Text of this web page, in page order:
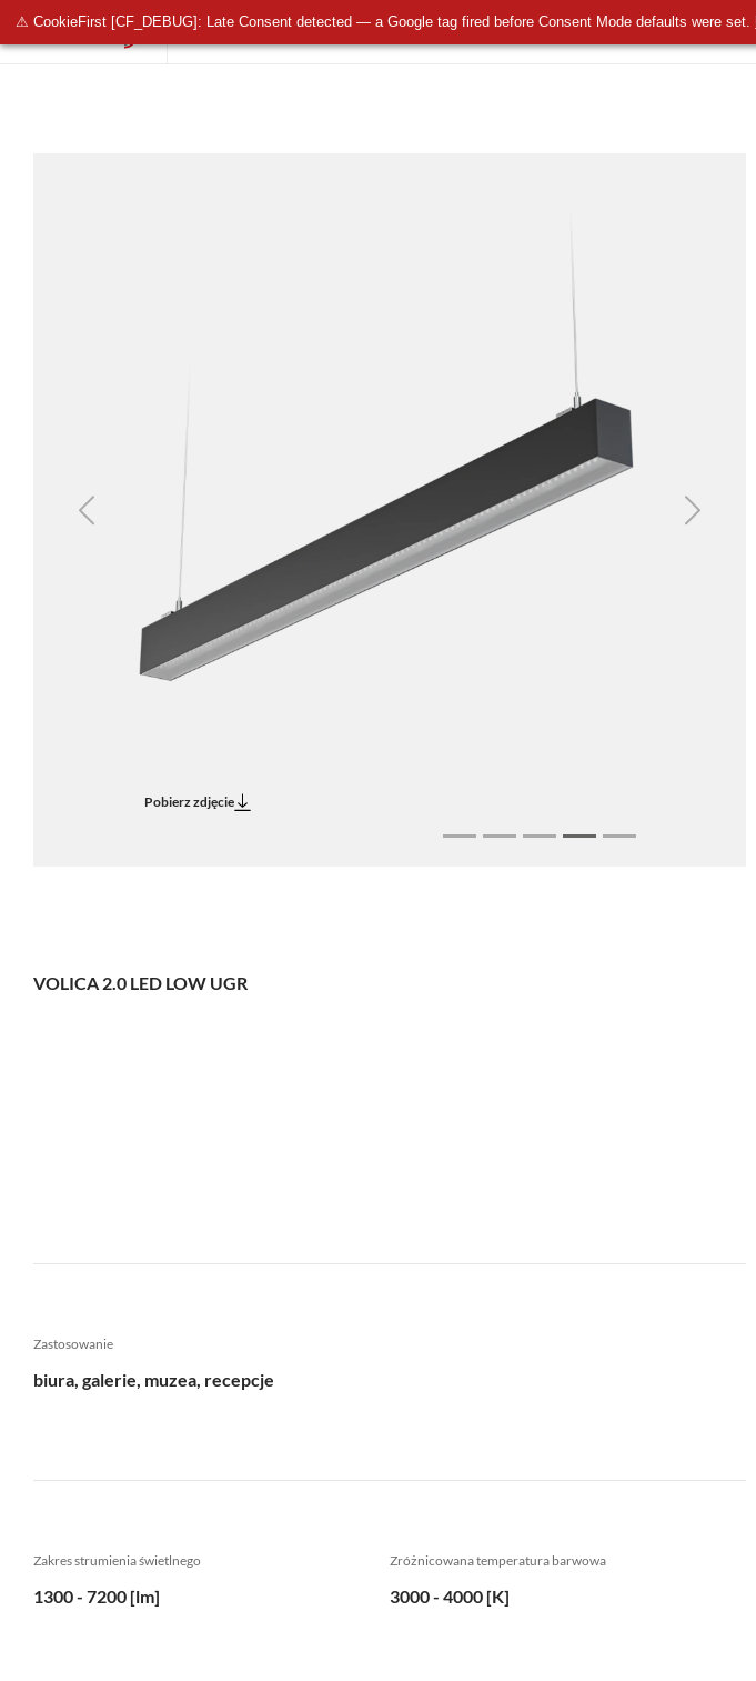
⚠ CookieFirst [CF_DEBUG]: Late Consent detected — a Google tag fired before Consent Mode defaults were set.
OŚWIETLENIE KOMERCYJNE
Previous Next
Pobierz zdjęcie
VOLICA 2.0 LED LOW UGR
Zastosowanie
biura, galerie, muzea, recepcje
Zakres strumienia świetlnego
1300 - 7200 [lm]
Zróżnicowana temperatura barwowa
3000 - 4000 [K]